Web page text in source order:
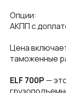
Опции:
АКПП с
Цена
таможенные
ELF 700P —